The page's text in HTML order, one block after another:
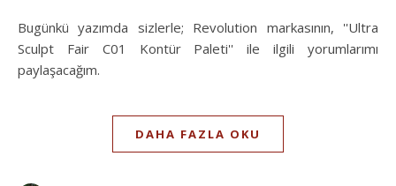
Bugünkü yazımda sizlerle; Revolution markasının, ''Ultra
Sculpt Fair C01 Kontür Paleti'' ile ilgili yorumlarımı
paylaşacağım.
DAHA FAZLA OKU